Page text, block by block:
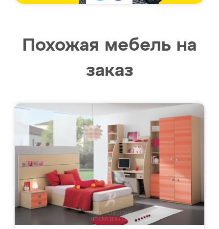
Похожая мебель на
заказ